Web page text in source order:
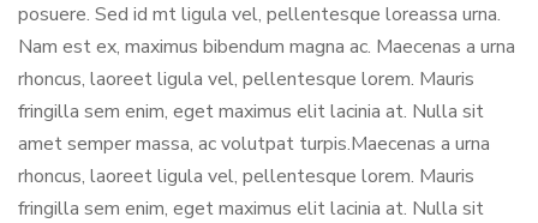
posuere. Sed id mt ligula vel, pellentesque loreassa urna.
Nam est ex, maximus bibendum magna ac. Maecenas a urna
rhoncus, laoreet ligula vel, pellentesque lorem. Mauris
fringilla sem enim, eget maximus elit lacinia at. Nulla sit
amet semper massa, ac volutpat turpis.Maecenas a urna
rhoncus, laoreet ligula vel, pellentesque lorem. Mauris
fringilla sem enim, eget maximus elit lacinia at. Nulla sit